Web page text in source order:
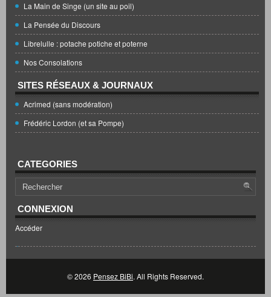
La Main de Singe (un site au poil)
La Pensée du Discours
Librelulle : potache potiche et poterne
Nos Consolations
SITES RÉSEAUX & JOURNAUX
Acrimed (sans modération)
Frédéric Lordon (et sa Pompe)
CATEGORIES
CONNEXION
Accéder
© 2026 Pensez BiBi. All Rights Reserved.